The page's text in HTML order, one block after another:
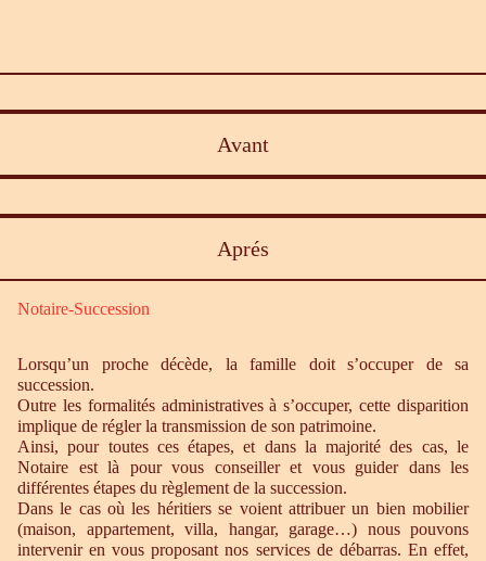
Avant
Aprés
Notaire-Succession
Lorsqu’un proche décède, la famille doit s’occuper de sa
succession.
Outre les formalités administratives à s’occuper, cette disparition
implique de régler la transmission de son patrimoine.
Ainsi, pour toutes ces étapes, et dans la majorité des cas, le
Notaire est là pour vous conseiller et vous guider dans les
différentes étapes du règlement de la succession.
Dans le cas où les héritiers se voient attribuer un bien mobilier
(maison, appartement, villa, hangar, garage…) nous pouvons
intervenir en vous proposant nos services de débarras. En effet,